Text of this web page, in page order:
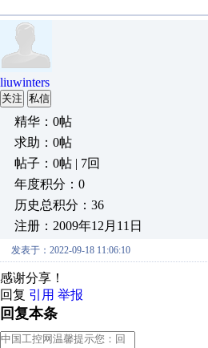
liuwinters
关注 私信
精华：0帖
求助：0帖
帖子：0帖 | 7回
年度积分：0
历史总积分：36
注册：2009年12月11日
发表于：2022-09-18 11:06:10
感谢分享！
回复 引用 举报
回复本条